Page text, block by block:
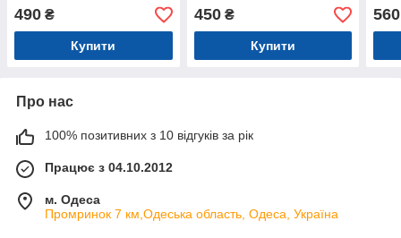
490 ₴
Купити
450₴
Купити
560
Про нас
100% позитивних з 10 відгуків за рік
Працює з 04.10.2012
м. Одеса
Промринок 7 км,Одеська область, Одеса, Україна